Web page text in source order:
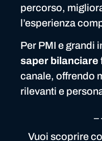
percorso,
l’esperienza
Per PMI e grandi
saper bilanciare
canale, offrendo
rilevanti e
Vuoi scoprire